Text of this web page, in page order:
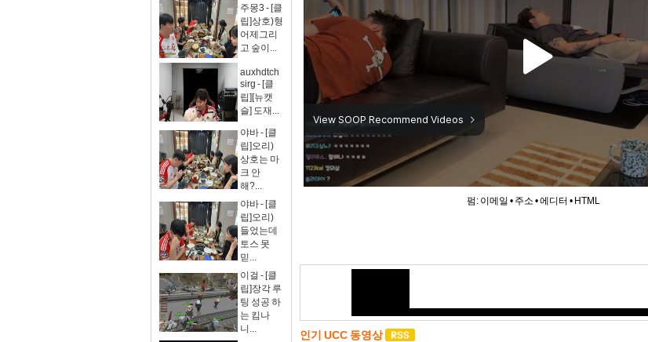
주몽3 - [클
립]상호)형
어제그리
고 숲이...
auxhdtch
sirg - [클
립][뉴캣
슬] 도재...
야바 - [클
립]오리)
상호는 마
크 안
해?...
야바 - [클
립]오리)
들었는데
토스 못
믿...
이걸 - [클
립]장각 루
팅 성공 하
는 킴나
니...
펌: 이메일 • 주소 •에디터 • HTML
인기 UCC 동영상